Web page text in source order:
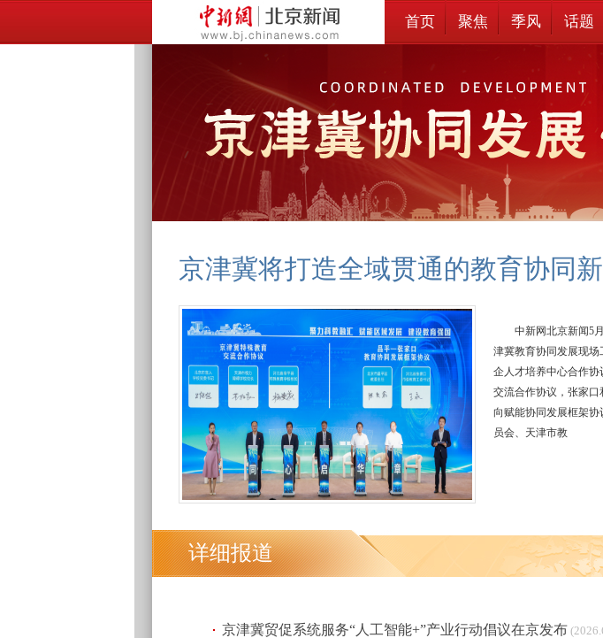
首页 聚焦 季风 话题
京津冀将打造全域贯通的教育协同
中新网北京新闻5
津冀教育协同发展现
企人才培养中心合作
交流合作协议，张家
向赋能协同发展框架
员会、天津市教
详细报道
京津冀贸促系统服务“人工智能+”产业行动倡议在京发布